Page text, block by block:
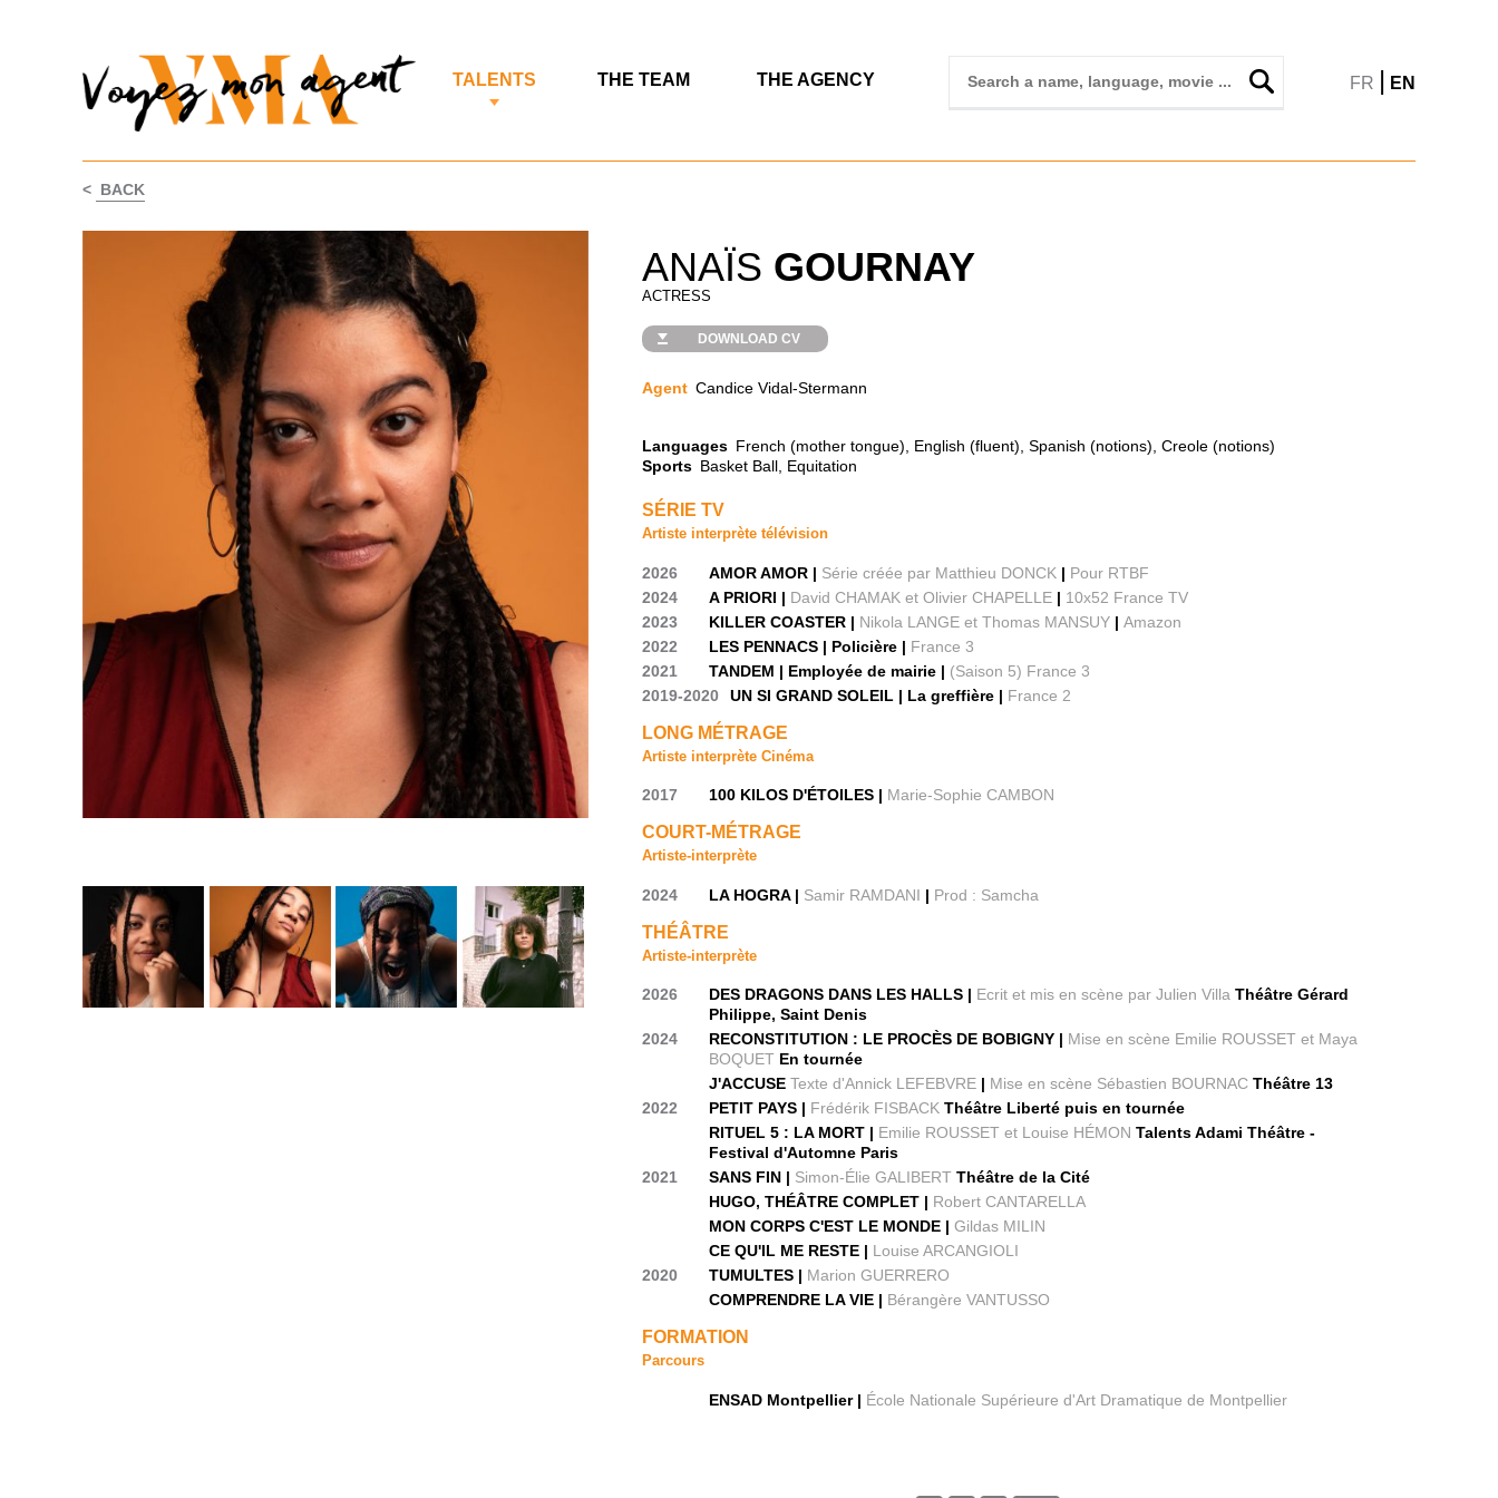
TALENTS THE TEAM THE AGENCY FR | EN
< BACK
ANAÏS GOURNAY
ACTRESS
DOWNLOAD CV
Agent Candice Vidal-Stermann
Languages French (mother tongue), English (fluent), Spanish (notions), Creole (notions)
Sports Basket Ball, Equitation
SÉRIE TV
Artiste interprète télévision
2026 AMOR AMOR | Série créée par Matthieu DONCK | Pour RTBF
2024
A PRIORI | David CHAMAK et Olivier CHAPELLE | 10x52 France TV
2023
KILLER COASTER | Nikola LANGE et Thomas MANSUY |Amazon
2022
LES PENNACS | Policière | France 3
2021
TANDEM | Employée de mairie | (Saison 5) France 3
2019-2020
UN SI GRAND SOLEIL | La greffière | France 2
LONG MÉTRAGE
Artiste interprète Cinéma
2017 100 KILOS D'ÉTOILES | Marie-Sophie CAMBON
COURT-MÉTRAGE
Artiste-interprète
2024 LA HOGRA | Samir RAMDANI | Prod : Samcha
THÉÂTRE
Artiste-interprète
2026 DES DRAGONS DANS LES HALLS | Ecrit et mis en scène par Julien VillaThéâtre Gérard
Philippe, Saint Denis
2024
RECONSTITUTION : LE PROCÈS DE BOBIGNY | Mise en scène Emilie ROUSSET et Maya
BOQUET En tournée
J'ACCUSETexte d'Annick LEFEBVRE | Mise en scène Sébastien BOURNACThéâtre 13
2022
PETIT PAYS | Frédérik FISBACK Théâtre Liberté puis en tournée
RITUEL 5 : LA MORT | Emilie ROUSSET et Louise HÉMON Talents Adami Théâtre -
Festival d'Automne Paris
2021
SANS FIN | Simon-Élie GALIBERT Théâtre de la Cité
HUGO, THÉÂTRE COMPLET | Robert CANTARELLA
MON CORPS C'EST LE MONDE |Gildas MILIN
CE QU'IL ME RESTE | Louise ARCANGIOLI
2020
TUMULTES | Marion GUERRERO
COMPRENDRE LA VIE | Bérangère VANTUSSO
FORMATION
Parcours
ENSAD Montpellier | École Nationale Supérieure d'Art Dramatique de Montpellier